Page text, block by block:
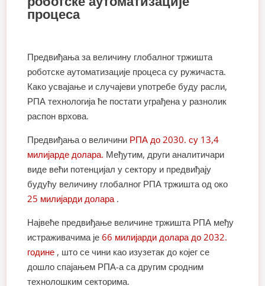
процеса
Предвиђања за величину глобалног тржишта
роботске аутоматизације процеса су ружичаста.
Како усвајање и случајеви употребе буду расли,
РПА технологија ће постати уграђена у разнолик
распон врхова.
Предвиђања о величини РПА до 2030. су 13,4
милијарде долара. Међутим, други аналитичари
виде већи потенцијал у сектору и предвиђају
будућу величину глобалног РПА тржишта од око
25 милијарди долара.
Највеће предвиђање величине тржишта РПА међу
истраживачима је66 милијарди долара до 2032.
године , што се чини као изузетак до којег се
дошло спајањем РПА-а са другим сродним
технолошким секторима.